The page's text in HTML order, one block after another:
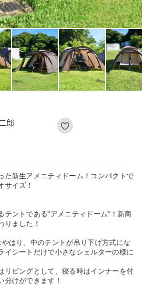
郎
た新生アメニティドーム！コンパクトで
サイズ！
テントである"アメニティドーム"！新商
りました！
はり、中のテントが吊り下げ方式にな
イシートだけで小さなシェルターの様に
リビングとして、寝る時はインナーを付
分けができます！